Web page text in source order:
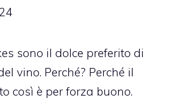
sono il dolce preferito di
vino. Perché? Perché il
così è per forza buono.